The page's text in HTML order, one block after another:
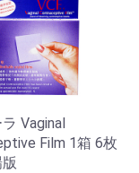
Vaginal
Film 1箱 6枚
へ進む